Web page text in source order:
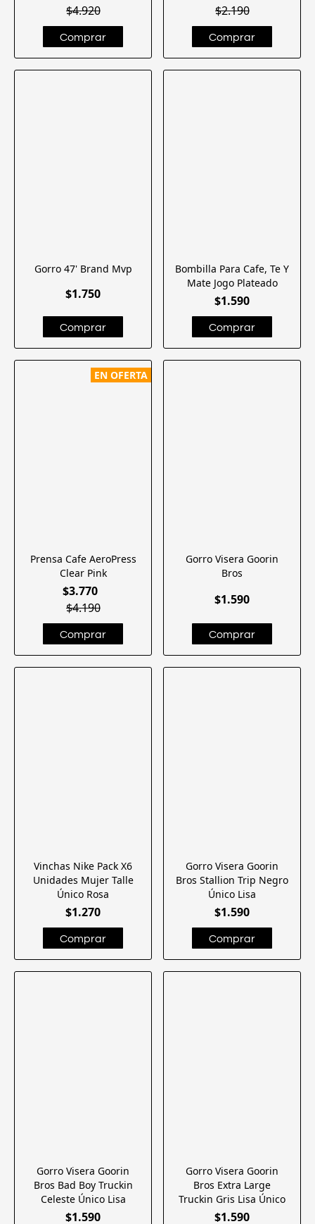
$4.920
$2.190
Gorro 47' Brand Mvp
$1.750
Bombilla Para Cafe, Te Y
Mate Jogo Plateado
$1.590
EN OFERTA
Prensa Cafe AeroPress
Clear Pink
$3.770
$4.190
Gorro Visera Goorin
Bros
$1.590
Vinchas Nike Pack X6
Unidades Mujer Talle
Único Rosa
$1.270
Gorro Visera Goorin
Bros Stallion Trip Negro
Único Lisa
$1.590
Gorro Visera Goorin
Bros Bad Boy Truckin
Celeste Único Lisa
$1.590
Gorro Visera Goorin
Bros Extra Large
Truckin Gris Lisa Único
$1.590